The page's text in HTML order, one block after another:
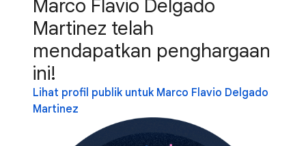
Marco Flavio Delgado
Martinez telah
mendapatkan penghargaan
ini!
Lihat profil publik untuk Marco Flavio Delgado
Martinez